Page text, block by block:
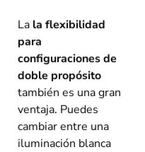
La la flexibilidad
para
configuraciones de
doble propósito
también es una gran
ventaja. Puedes
cambiar entre una
iluminación blanca